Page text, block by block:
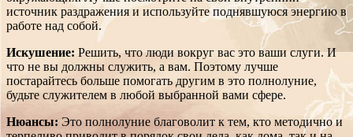
источник раздражения и используйте поднявшуюся энергию в
работе над собой.
Искушение: Решить, что люди вокруг вас это ваши слуги. И
что не вы должны служить, а вам. Поэтому лучше
постарайтесь больше помогать другим в это полнолуние,
будьте служителем в любой выбранной вами сфере.
Нюансы: Это полнолуние благоволит к тем, кто методично и